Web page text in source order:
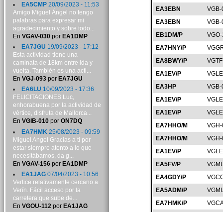
EA3EBN
EA3EBN
EB1DM/P
EA7HNY/P
EA8BWY/P
EA1EV/P
EA3HP
EA1EV/P
EA1EV/P
EA7HHO/M
EA7HHO/M
EA1EV/P
EA5FV/P
EA4GDY/P
EA5ADM/P
EA7HMK/P
EA5CMP20/09/2023 - 11:53
Amigo Miguel Ángel no tengo
palabras para expresar mi
agradecimiento y sobre todo...
En VGAV-030por EA1DMP
EA7JGU 19/09/2023 - 17:12
Esta actividad tiene una
caminata de 18km entre ida y
vuelta. También es una acti...
En VGJ-093por EA7JGU
EA6LU 10/09/2023 - 17:36
FELICITACIONES Luc,
enhorabuena por la actividad de
vértice, disfruta de Mallorca...
En VGIB-010por ON7DQ
EA7HMK 25/08/2023 - 09:59
Miguel Angel Gracias a ti por
estar siempre atento a lo que
necesitábamos, da g...
En VGAV-156por EA1DMP
EA1JAG07/04/2023 - 10:56
Vertice relativamente cercano a
Verín. Fácil acceso por la
carretera que sube de...
En VGOU-112por EA1JAG